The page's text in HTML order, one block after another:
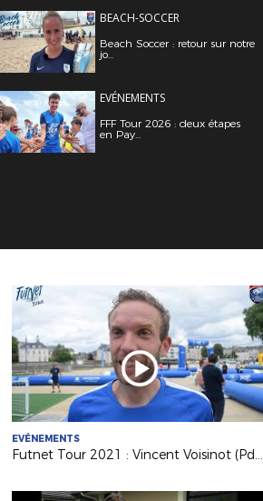
BEACH-SOCCER
Beach Soccer : retour sur notre
jo...
EVÉNEMENTS
FFF Tour 2026 : deux étapes
en Pay...
EVÉNEMENTS
Futnet Tour 2021 : Vincent Voisinot (Pdt Fédération Futnet) ravi de cette 1ère édition